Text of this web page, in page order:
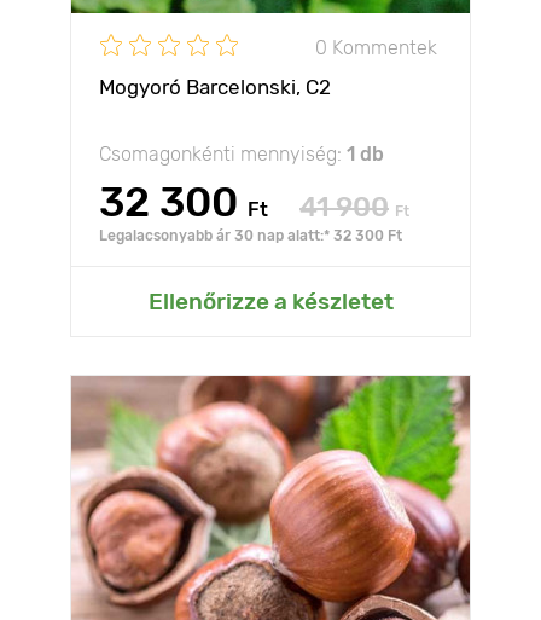
0 Kommentek
Mogyoró Barcelonski, С2
Csomagonkénti mennyiség: 1 db
32 300 Ft 41 900 Ft
Legalacsonyabb ár 30 nap alatt:* 32 300 Ft
Ellenőrizze a készletet